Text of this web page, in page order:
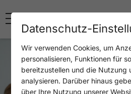
Datenschutz-
Wir verwenden Cookies, um
personalisieren, Funktionen für
bereitzustellen und die Nutzung
analysieren. Darüber hinaus
über Ihre Nutzung unserer